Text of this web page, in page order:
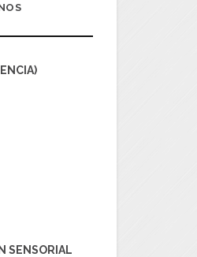
SENSORIAL